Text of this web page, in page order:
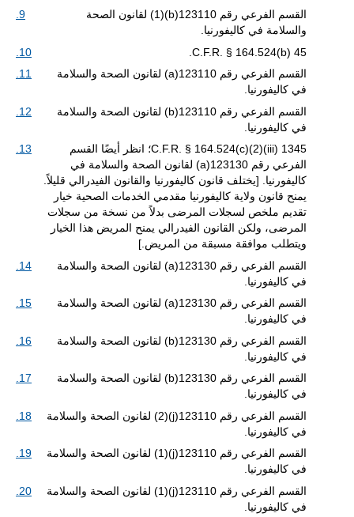
9.
القسم الفرعي رقم 123110(b)(1) لقانون الصحة
والسلامة في كاليفورنيا.
10.
45 C.F.R. § 164.524(b).
11.
القسم الفرعي رقم 123110(a) لقانون الصحة والسلامة
في كاليفورنيا.
12.
القسم الفرعي رقم 123110(b) لقانون الصحة والسلامة
في كاليفورنيا.
13.
1345 C.F.R. § 164.524(c)(2)(iii)؛ انظر أيضًا القسم
الفرعي رقم 123130(a) لقانون الصحة والسلامة في
كاليفورنيا. [يختلف قانون كاليفورنيا والقانون الفيدرالي قليلاً.
يمنح قانون ولاية كاليفورنيا مقدمي الخدمات الصحية خيار
تقديم ملخص لسجلات المرضى بدلاً من نسخة من سجلات
المرضى، ولكن القانون الفيدرالي يمنح المريض هذا الخيار
ويتطلب موافقة مسبقة من المريض.]
14.
القسم الفرعي رقم 123130(a) لقانون الصحة والسلامة
في كاليفورنيا.
15.
القسم الفرعي رقم 123130(a) لقانون الصحة والسلامة
في كاليفورنيا.
16.
القسم الفرعي رقم 123130(b) لقانون الصحة والسلامة
في كاليفورنيا.
17.
القسم الفرعي رقم 123130(b) لقانون الصحة والسلامة
في كاليفورنيا.
18.
القسم الفرعي رقم 123110(j)(2) لقانون الصحة والسلامة
في كاليفورنيا.
19.
القسم الفرعي رقم 123110(j)(1) لقانون الصحة والسلامة
في كاليفورنيا.
20.
القسم الفرعي رقم 123110(j)(1) لقانون الصحة والسلامة
في كاليفورنيا.